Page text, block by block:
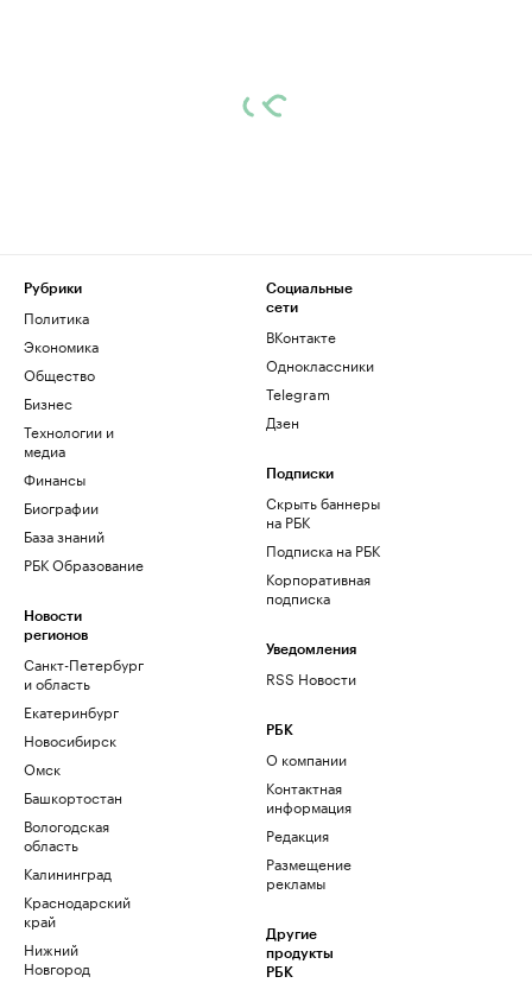
Рубрики
Политика
Экономика
Общество
Бизнес
Технологии и
медиа
Финансы
Биографии
База знаний
РБК Образование
Новости
регионов
Санкт-Петербург
и область
Екатеринбург
Новосибирск
Омск
Башкортостан
Вологодская
область
Калининград
Краснодарский
край
Нижний
Новгород
Социальные
сети
ВКонтакте
Одноклассники
Telegram
Дзен
Подписки
Скрыть баннеры
на РБК
Подписка на РБК
Корпоративная
подписка
Уведомления
RSS Новости
РБК
О компании
Контактная
информация
Редакция
Размещение
рекламы
Другие
продукты
РБК